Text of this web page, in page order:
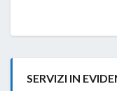
SERVIZI IN